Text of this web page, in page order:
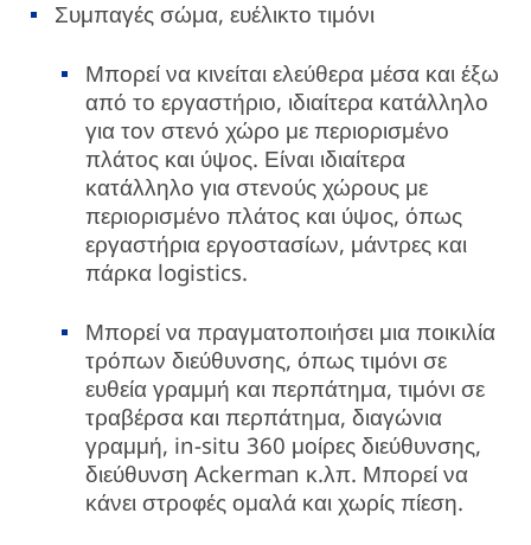
Συμπαγές σώμα, ευέλικτο τιμόνι
Μπορεί να κινείται ελεύθερα μέσα και έξω
από το εργαστήριο, ιδιαίτερα κατάλληλο
για τον στενό χώρο με περιορισμένο
πλάτος και ύψος. Είναι ιδιαίτερα
κατάλληλο για στενούς χώρους με
περιορισμένο πλάτος και ύψος, όπως
εργαστήρια εργοστασίων, μάντρες και
πάρκα logistics.
Μπορεί να πραγματοποιήσει μια ποικιλία
τρόπων διεύθυνσης, όπως τιμόνι σε
ευθεία γραμμή και περπάτημα, τιμόνι σε
τραβέρσα και περπάτημα, διαγώνια
γραμμή, in-situ 360 μοίρες διεύθυνσης,
διεύθυνση Ackerman κ.λπ. Μπορεί να
κάνει στροφές ομαλά και χωρίς πίεση.